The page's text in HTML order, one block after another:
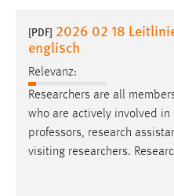
[PDF] 2026 02 18
englisch
Relevanz:
Researchers are all
who are actively involved in
professors, research
visiting researchers.
Name:
staticfilecache
Zweck:
Für performante